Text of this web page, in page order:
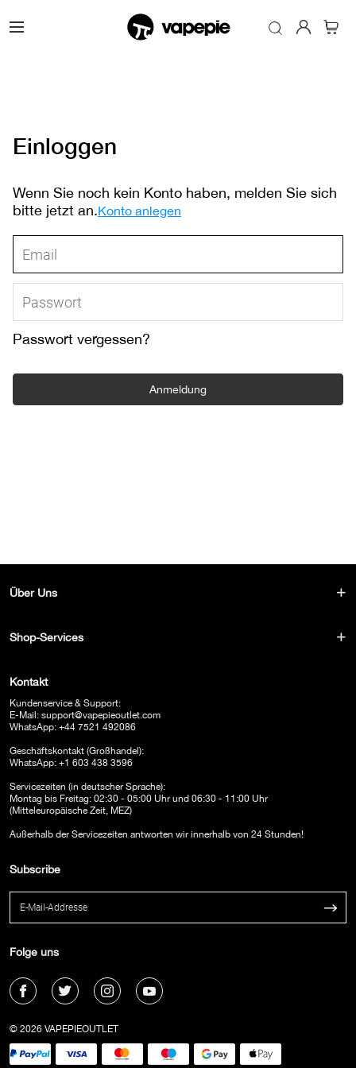
Einloggen
Wenn Sie noch kein Konto haben, melden Sie sich
bitte jetzt an.Konto anlegen
Passwort vergessen?
Anmeldung
Über Uns
Shop-Services
Kontakt
Kundenservice & Support:
E-Mail: support@vapepieoutlet.com
WhatsApp: +44 7521 492086
Geschäftskontakt (Großhandel):
WhatsApp: +1 603 438 3596
Servicezeiten (in deutscher Sprache):
Montag bis Freitag: 02:30 - 05:00 Uhr und 06:30 - 11:00 Uhr
(Mitteleuropäische Zeit, MEZ)
Außerhalb der Servicezeiten antworten wir innerhalb von 24 Stunden!
Subscribe
Folge uns
© 2026 VAPEPIEOUTLET